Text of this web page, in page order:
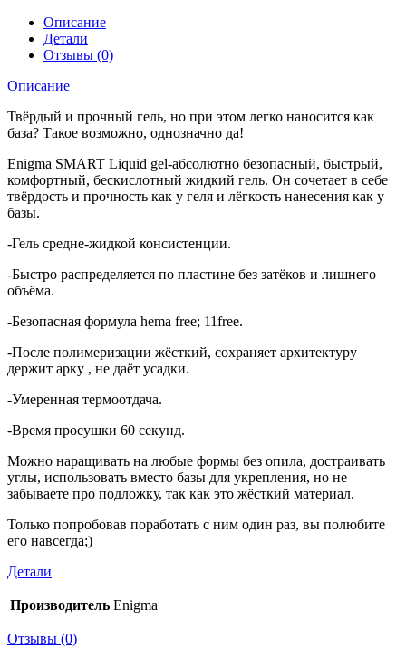
Описание
Детали
Отзывы (0)
Описание
Твёрдый и прочный гель, но при этом легко наносится как
база? Такое возможно, однозначно да!
Enigma SMART Liquid gel-абсолютно безопасный, быстрый,
комфортный, бескислотный жидкий гель. Он сочетает в себе
твёрдость и прочность как у геля и лёгкость нанесения как у
базы.
-Гель средне-жидкой консистенции.
-Быстро распределяется по пластине без затёков и лишнего
объёма.
-Безопасная формула hema free; 11free.
-После полимеризации жёсткий, сохраняет архитектуру
держит арку , не даёт усадки.
-Умеренная термоотдача.
-Время просушки 60 секунд.
Можно наращивать на любые формы без опила, достраивать
углы, использовать вместо базы для укрепления, но не
забываете про подложку, так как это жёсткий материал.
Только попробовав поработать с ним один раз, вы полюбите
его навсегда;)
Детали
Производитель Enigma
Отзывы (0)